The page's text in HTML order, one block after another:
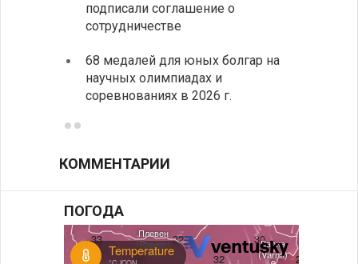
подписали соглашение о
сотрудничестве
68 медалей для юных болгар на
научных олимпиадах и
соревнованиях в 2026 г.
КОММЕНТАРИИ
ПОГОДА